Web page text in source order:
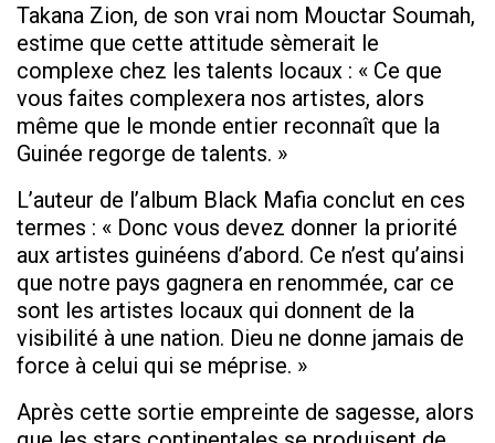
Takana Zion, de son vrai nom Mouctar Soumah,
estime que cette attitude sèmerait le
complexe chez les talents locaux : « Ce que
vous faites complexera nos artistes, alors
même que le monde entier reconnaît que la
Guinée regorge de talents. »
L’auteur de l’album Black Mafia conclut en ces
termes : « Donc vous devez donner la priorité
aux artistes guinéens d’abord. Ce n’est qu’ainsi
que notre pays gagnera en renommée, car ce
sont les artistes locaux qui donnent de la
visibilité à une nation. Dieu ne donne jamais de
force à celui qui se méprise. »
Après cette sortie empreinte de sagesse, alors